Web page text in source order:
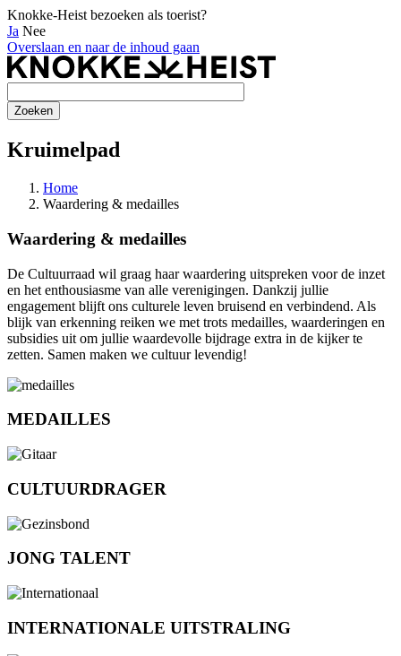
Knokke-Heist bezoeken als toerist?
Ja Nee
Overslaan en naar de inhoud gaan
Kruimelpad
Home
Waardering & medailles
Waardering & medailles
De Cultuurraad wil graag haar waardering uitspreken voor de inzet
en het enthousiasme van alle verenigingen. Dankzij jullie
engagement blijft ons culturele leven bruisend en verbindend. Als
blijk van erkenning reiken we met trots medailles, waarderingen en
subsidies uit om jullie waardevolle bijdrage extra in de kijker te
zetten. Samen maken we cultuur levendig!
MEDAILLES
CULTUURDRAGER
JONG TALENT
INTERNATIONALE UITSTRALING